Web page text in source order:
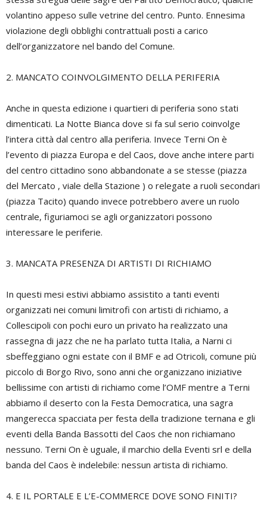
volantino appeso sulle vetrine del centro. Punto. Ennesima
violazione degli obblighi contrattuali posti a carico
dell’organizzatore nel bando del Comune.
2. MANCATO COINVOLGIMENTO DELLA PERIFERIA
Anche in questa edizione i quartieri di periferia sono stati
dimenticati. La Notte Bianca dove si fa sul serio coinvolge
l’intera città dal centro alla periferia. Invece Terni On è
l’evento di piazza Europa e del Caos, dove anche intere parti
del centro cittadino sono abbandonate a se stesse (piazza
del Mercato , viale della Stazione ) o relegate a ruoli secondari
(piazza Tacito) quando invece potrebbero avere un ruolo
centrale, figuriamoci se agli organizzatori possono
interessare le periferie.
3. MANCATA PRESENZA DI ARTISTI DI RICHIAMO
In questi mesi estivi abbiamo assistito a tanti eventi
organizzati nei comuni limitrofi con artisti di richiamo, a
Collescipoli con pochi euro un privato ha realizzato una
rassegna di jazz che ne ha parlato tutta Italia, a Narni ci
sbeffeggiano ogni estate con il BMF e ad Otricoli, comune più
piccolo di Borgo Rivo, sono anni che organizzano iniziative
bellissime con artisti di richiamo come l’OMF mentre a Terni
abbiamo il deserto con la Festa Democratica, una sagra
mangerecca spacciata per festa della tradizione ternana e gli
eventi della Banda Bassotti del Caos che non richiamano
nessuno. Terni On è uguale, il marchio della Eventi srl e della
banda del Caos è indelebile: nessun artista di richiamo.
4. E IL PORTALE E L’E-COMMERCE DOVE SONO FINITI?